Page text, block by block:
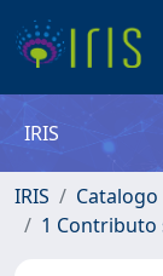
IRIS
IRIS
1 Contributo